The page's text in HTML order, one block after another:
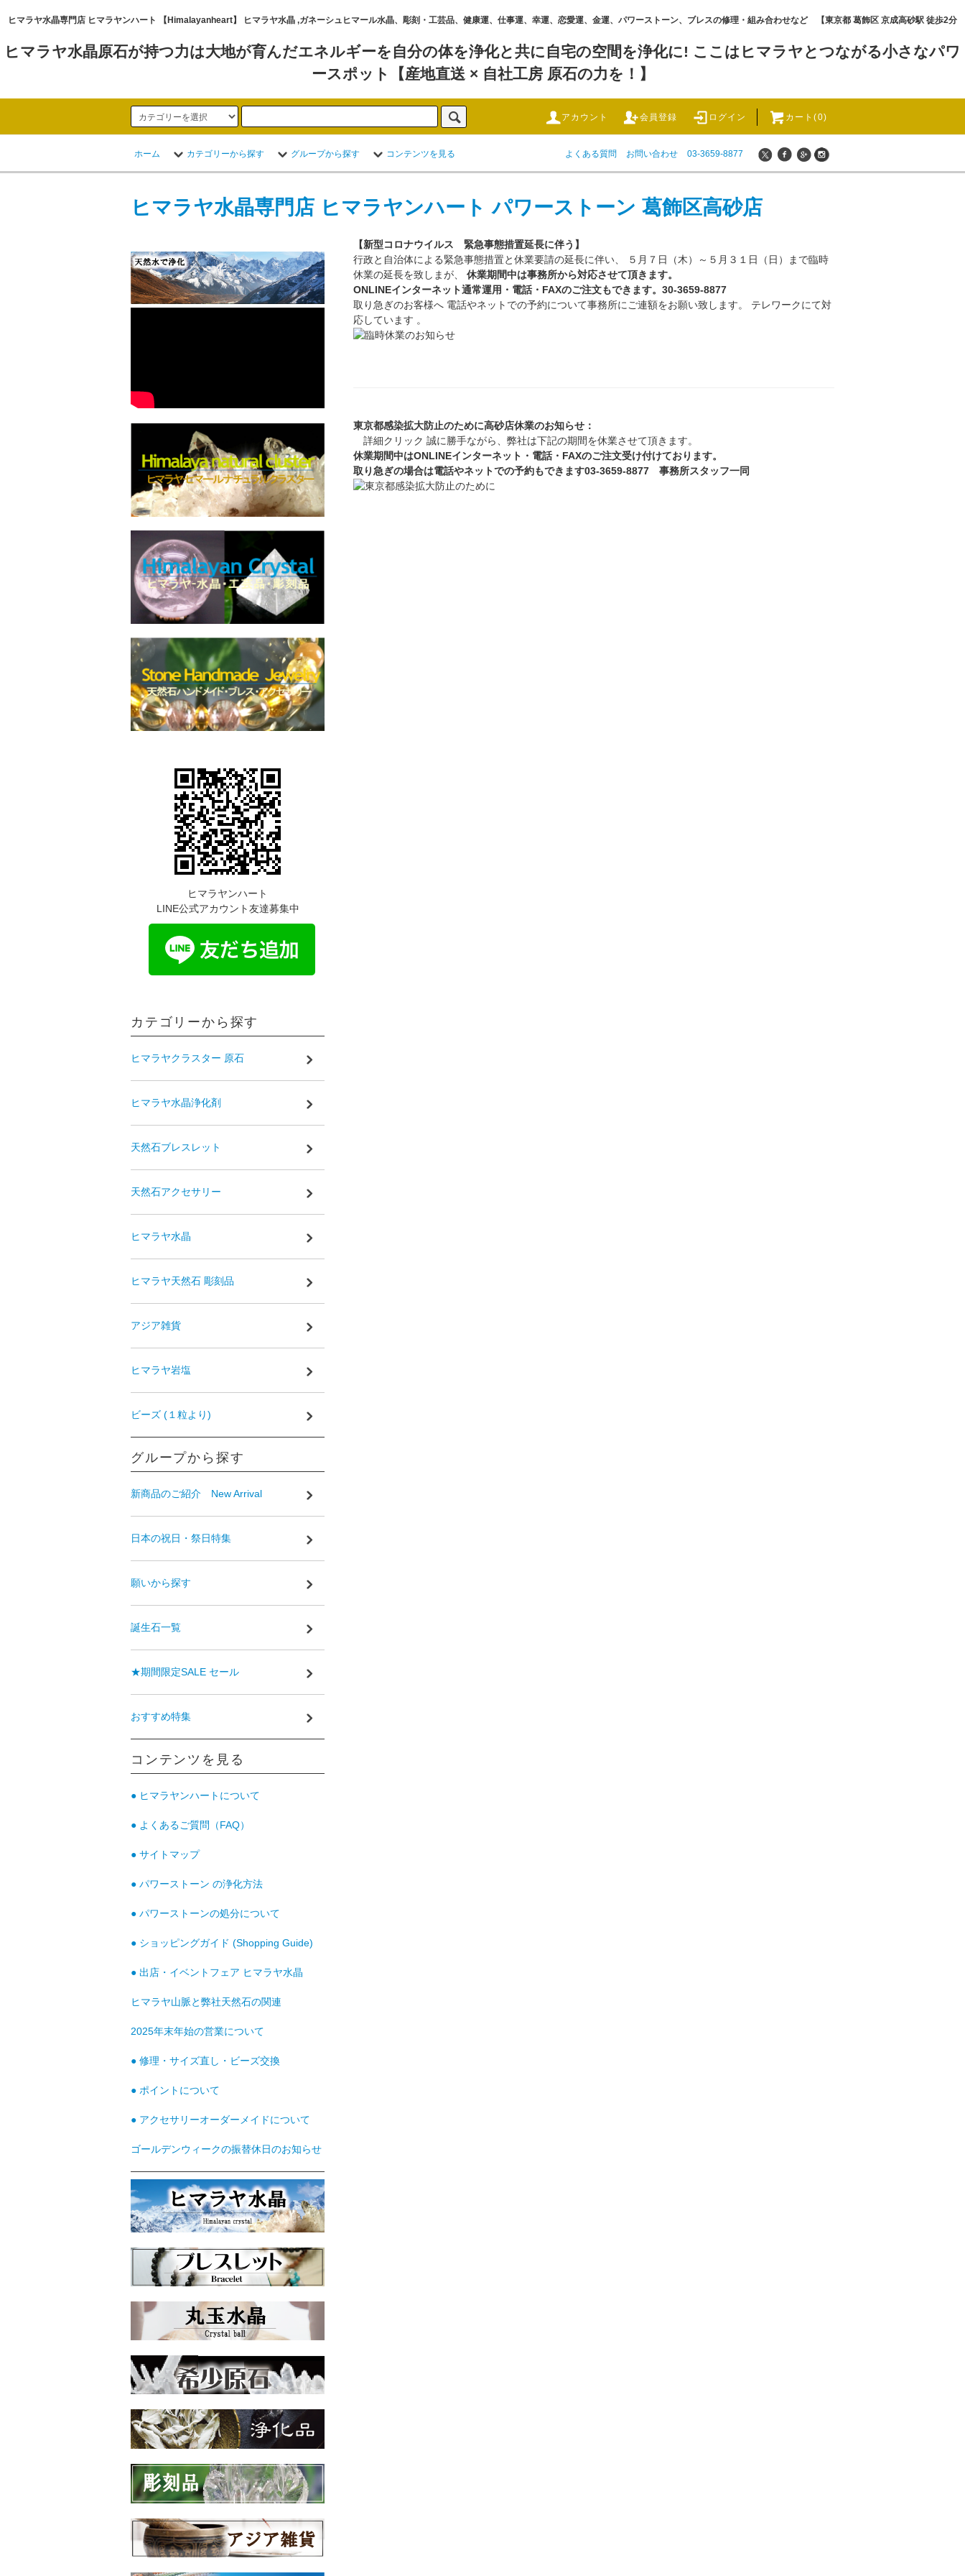
ヒマラヤ水晶専門店 ヒマラヤンハート 【Himalayanheart】 ヒマラヤ水晶 ,ガネーシュヒマール水晶、彫刻・工芸品、健康運、仕事運、幸運、恋愛運、金運、パワーストーン、ブレスの修理・組み合わせなど 【東京都 葛飾区 京成高砂駅 徒歩2分
ヒマラヤ水晶原石が持つ力は大地が育んだエネルギーを自分の体を浄化と共に自宅の空間を浄化に! ここはヒマラヤとつながる小さなパワ
ースポット【産地直送 × 自社工房 原石の力を！】
アカウント 会員登録 ログイン カート(0)
ホーム カテゴリーから探す グループから探す コンテンツを見る よくある質問 お問い合わせ 03-3659-8877
ヒマラヤ水晶専門店 ヒマラヤンハート パワーストーン 葛飾区高砂店
【新型コロナウイルス 緊急事態措置延長に伴う】
行政と自治体による緊急事態措置と休業要請の延長に伴い、 ５月７日（木）～５月３１日（日）まで臨時
休業の延長を致しまが、 休業期間中は事務所から対応させて頂きます。
ONLINEインターネット通常運用・電話・FAXのご注文もできます。30-3659-8877
取り急ぎのお客様へ 電話やネットでの予約について事務所にご連額をお願い致します。 テレワークにて対
応しています 。
東京都感染拡大防止のために高砂店休業のお知らせ：
詳細クリック 誠に勝手ながら、弊社は下記の期間を休業させて頂きます。
休業期間中はONLINEインターネット・電話・FAXのご注文受け付けております。
取り急ぎの場合は電話やネットでの予約もできます03-3659-8877 事務所スタッフ一同
ヒマラヤンハート
LINE公式アカウント友達募集中
カテゴリーから探す
ヒマラヤクラスター 原石
ヒマラヤ水晶浄化剤
天然石ブレスレット
天然石アクセサリー
ヒマラヤ水晶
ヒマラヤ天然石 彫刻品
アジア雑貨
ヒマラヤ岩塩
ビーズ (１粒より)
グループから探す
新商品のご紹介 New Arrival
日本の祝日・祭日特集
願いから探す
誕生石一覧
★期間限定SALE セール
おすすめ特集
コンテンツを見る
● ヒマラヤンハートについて
● よくあるご質問（FAQ）
● サイトマップ
● パワーストーン の浄化方法
● パワーストーンの処分について
● ショッピングガイド (Shopping Guide)
● 出店・イベントフェア ヒマラヤ水晶
ヒマラヤ山脈と弊社天然石の関連
2025年末年始の営業について
● 修理・サイズ直し・ビーズ交換
● ポイントについて
● アクセサリーオーダーメイドについて
ゴールデンウィークの振替休日のお知らせ